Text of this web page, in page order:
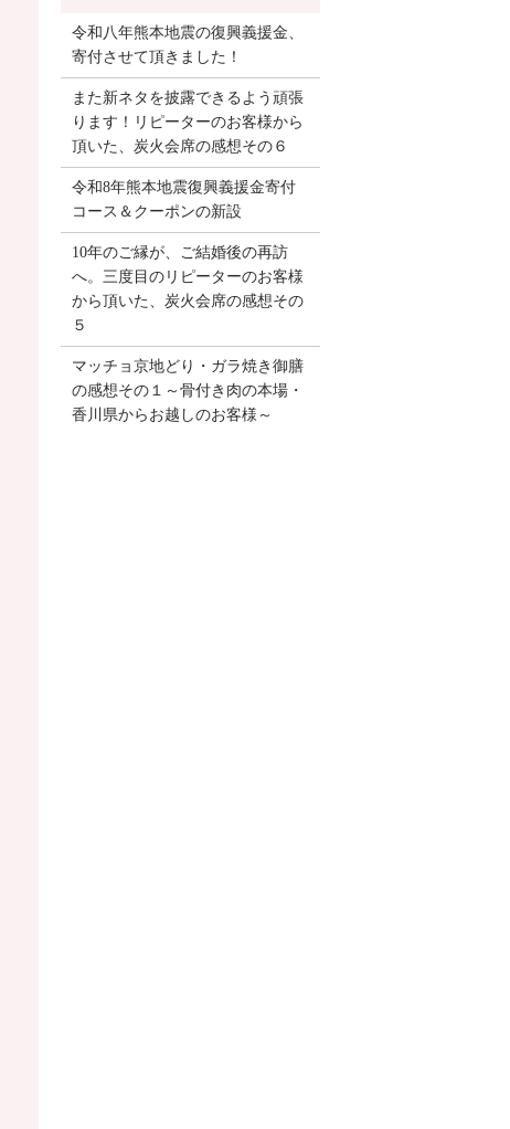
令和八年熊本地震の復興義援金、
寄付させて頂きました！
また新ネタを披露できるよう頑張
ります！リピーターのお客様から
頂いた、炭火会席の感想その６
令和8年熊本地震復興義援金寄付
コース＆クーポンの新設
10年のご縁が、ご結婚後の再訪
へ。三度目のリピーターのお客様
から頂いた、炭火会席の感想その
５
マッチョ京地どり・ガラ焼き御膳
の感想その１～骨付き肉の本場・
香川県からお越しのお客様～